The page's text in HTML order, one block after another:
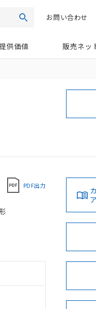
検索お問い合わせ
供価値 販売ネッ
PDF出力